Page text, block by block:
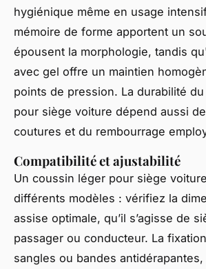
hygiénique même en usage
mémoire de forme apportent un
épousent la morphologie, tandis
avec gel offre un maintien
points de pression. La durabilité
pour siège voiture dépend aussi
coutures et du rembourrage
Compatibilité et ajustabilité
Un coussin léger pour siège
différents modèles : vérifiez la
assise optimale, qu’il s’agisse de
passager ou conducteur. La
sangles ou bandes